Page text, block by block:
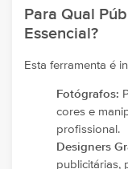
Para Qual
Essencial?
Esta ferramenta é
Fotógrafos:
cores e
profissional.
Designers
publicitárias,